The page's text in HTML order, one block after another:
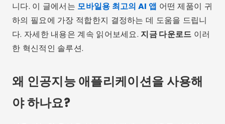
니다. 이 글에서는 모바일용 최고의 AI 앱 어떤 제품이 귀
하의 필요에 가장 적합한지 결정하는 데 도움을 드립니
다. 자세한 내용은 계속 읽어보세요. 지금 다운로드 이러
한 혁신적인 솔루션.
왜 인공지능 애플리케이션을 사용해
야 하나요?